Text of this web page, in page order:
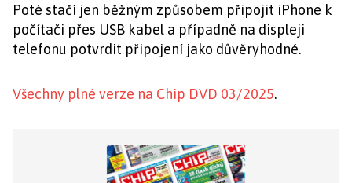
Poté stačí jen běžným způsobem připojit iPhone k
počítači přes USB kabel a případně na displeji
telefonu potvrdit připojení jako důvěryhodné.
Všechny plné verze na Chip DVD 03/2025.